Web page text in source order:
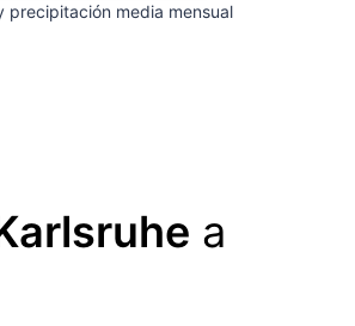
precipitación media mensual
a